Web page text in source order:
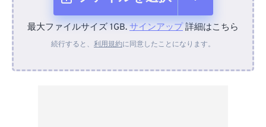
デバイスから
最大ファイルサイズ 1GB. サインアップ詳細はこちら
続行すると、 利用規約に同意したことになります。